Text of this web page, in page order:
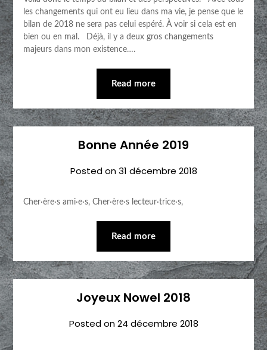
les changements qui ont eu lieu dans ma vie, je pense que le
bilan de 2018 ne sera pas celui espéré. À voir si cela est en
bien ou en mal. Déjà, il y a deux gros changements
majeurs dans mon existence….
Read more
Bonne Année 2019
Posted on31 décembre 2018
Cher·ère·s ami·e·s, Cher·ère·s lecteur·trice·s,
Read more
Joyeux Nowel 2018
Posted on24 décembre 2018